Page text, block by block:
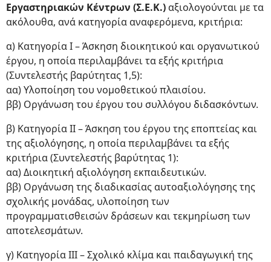
Εργαστηριακών Κέντρων (Σ.Ε.Κ.)αξιολογούνται με τα
ακόλουθα, ανά κατηγορία αναφερόμενα, κριτήρια:
α) Κατηγορία Ι – Άσκηση διοικητικού και οργανωτικού
έργου, η οποία περιλαμβάνει τα εξής κριτήρια
(Συντελεστής βαρύτητας 1,5):
αα) Υλοποίηση του νομοθετικού πλαισίου.
ββ) Οργάνωση του έργου του συλλόγου διδασκόντων.
β) Κατηγορία ΙΙ – Άσκηση του έργου της εποπτείας και
της αξιολόγησης, η οποία περιλαμβάνει τα εξής
κριτήρια (Συντελεστής βαρύτητας 1):
αα) Διοικητική αξιολόγηση εκπαιδευτικών.
ββ) Οργάνωση της διαδικασίας αυτοαξιολόγησης της
σχολικής μονάδας, υλοποίηση των
προγραμματισθεισών δράσεων και τεκμηρίωση των
αποτελεσμάτων.
γ) Κατηγορία ΙΙΙ – Σχολικό κλίμα και παιδαγωγική της